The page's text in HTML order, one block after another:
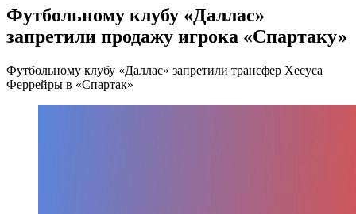
Футбольному клубу «Даллас»
запретили продажу игрока «Спартаку»
Футбольному клубу «Даллас» запретили трансфер Хесуса
Феррейры в «Спартак»